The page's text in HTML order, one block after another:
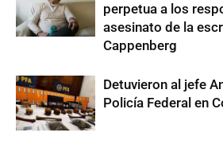
perpetua a los
asesinato de la
Cappenberg
Detuvieron al jefe
Policía Federal en